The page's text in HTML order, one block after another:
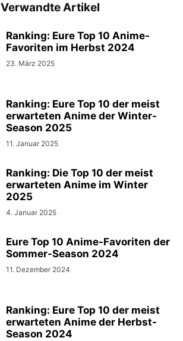
Verwandte Artikel
Ranking: Eure Top 10 Anime-
Favoriten im Herbst 2024
23. März 2025
Ranking: Eure Top 10 der meist
erwarteten Anime der Winter-
Season 2025
11. Januar 2025
Ranking: Die Top 10 der meist
erwarteten Anime im Winter
2025
4. Januar 2025
Eure Top 10 Anime-Favoriten der
Sommer-Season 2024
11. Dezember 2024
Ranking: Eure Top 10 der meist
erwarteten Anime der Herbst-
Season 2024